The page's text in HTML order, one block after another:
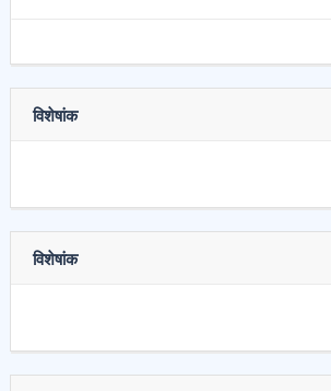
विशेषांक
विशेषांक